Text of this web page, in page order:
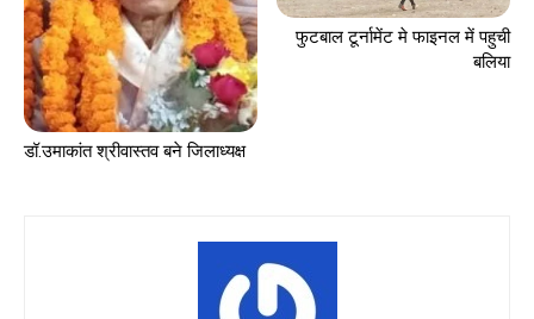
डॉ.उमाकांत श्रीवास्तव बने जिलाध्यक्ष
फुटबाल टूर्नामेंट मे फाइनल में पहुची
बलिया